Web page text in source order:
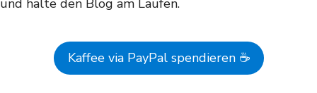
und halte den Blog am Laufen.
Kaffee via PayPal spendieren ☕